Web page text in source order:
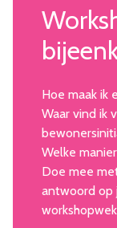
Hoe maak ik
Waar vind ik
Welke
Doe mee
antwoord op